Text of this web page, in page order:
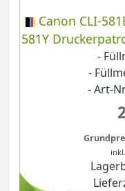
Canon CLI-
581Y
-
-
- Art-